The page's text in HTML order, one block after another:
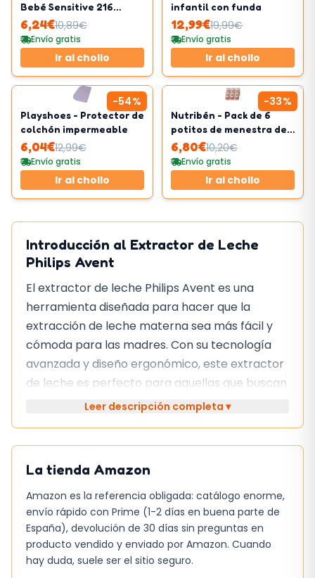
Bebé Sensitive 216
Toallitas
6,24€10,89€
Envío gratis
Ir al chollo
infantil con funda
12,99€19,99€
Envío gratis
Ir al chollo
-54%
Playshoes - Protector de
colchón impermeable
6,04€12,99€
Envío gratis
Ir al chollo
-33%
Nutribén - Pack de 6
potitos de menestra de
cordero
6,80€10,20€
Envío gratis
Ir al chollo
Introducción al Extractor de Leche
Philips Avent
El extractor de leche Philips Avent es una
herramienta diseñada para hacer que la
extracción de leche materna sea más fácil y
cómoda para las madres. Con su tecnología
avanzada y diseño ergonómico, este extractor
de leche es perfecto para aquellas que buscan
una solución práctica y eficiente para la
varias características que lo hacen destacar
entre otros productos similares. Algunas de sus
características clave incluyen:
Uso sencillo en cualquier lugar gracias a su
Leer descripción completa ▾
La tienda Amazon
Amazon es la referencia obligada: catálogo enorme,
envío rápido con Prime (1-2 días en buena parte de
España), devolución de 30 días sin preguntas en
producto vendido y enviado por Amazon. Cuando
hay duda, suele ser el sitio seguro.